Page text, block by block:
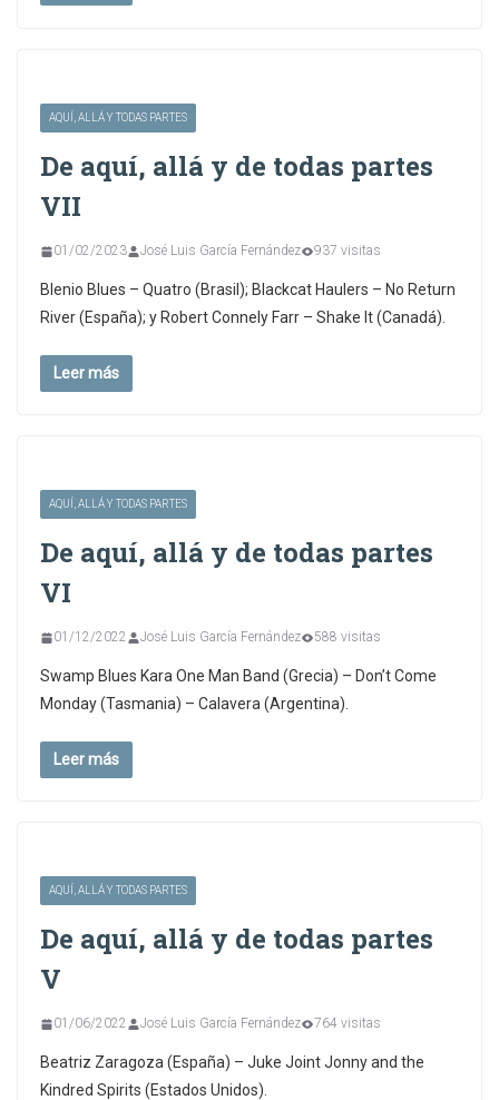
AQUÍ, ALLÁ Y TODAS PARTES
De aquí, allá y de todas partes
VII
01/02/2023 José Luis García Fernández 937 visitas
Blenio Blues – Quatro (Brasil); Blackcat Haulers – No Return
River (España); y Robert Connely Farr – Shake It (Canadá).
Leer más
AQUÍ, ALLÁ Y TODAS PARTES
De aquí, allá y de todas partes
VI
01/12/2022 José Luis García Fernández 588 visitas
Swamp Blues Kara One Man Band (Grecia) – Don’t Come
Monday (Tasmania) – Calavera (Argentina).
Leer más
AQUÍ, ALLÁ Y TODAS PARTES
De aquí, allá y de todas partes
V
01/06/2022 José Luis García Fernández 764 visitas
Beatriz Zaragoza (España) – Juke Joint Jonny and the
Kindred Spirits (Estados Unidos).